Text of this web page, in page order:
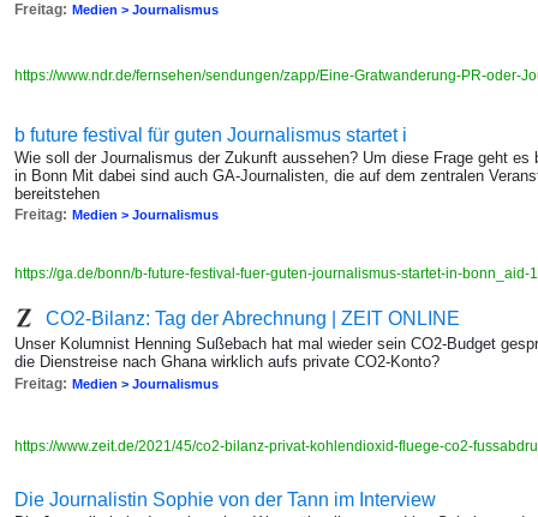
Freitag: Medien > Journalismus
https://www.ndr.de/fernsehen/sendungen/zapp/Eine-Gratwanderung-PR-oder-
b future festival für guten Journalismus startet i
Wie soll der Journalismus der Zukunft aussehen? Um diese Frage geht
in Bonn Mit dabei sind auch GA-Journalisten, die auf dem zentralen
bereitstehen
Freitag: Medien > Journalismus
https://ga.de/bonn/b-future-festival-fuer-guten-journalismus-startet-in-bonn_aid-
CO2-Bilanz: Tag der Abrechnung | ZEIT ONLINE
Unser Kolumnist Henning Sußebach hat mal wieder sein CO2-Budget
die Dienstreise nach Ghana wirklich aufs private CO2-Konto?
Freitag: Medien > Journalismus
https://www.zeit.de/2021/45/co2-bilanz-privat-kohlendioxid-fluege-co2-
Die Journalistin Sophie von der Tann im Interview